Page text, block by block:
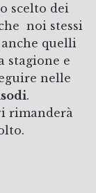
scelto dei
noi stessi
quelli
stagione e
nelle
.
rimanderà